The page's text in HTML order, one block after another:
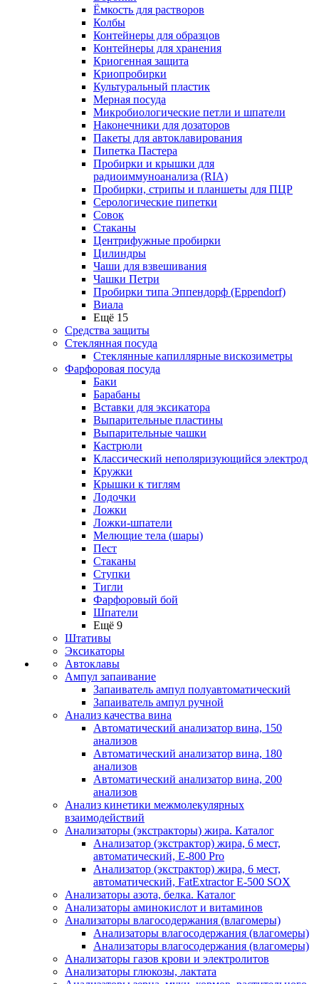
Ёмкость для растворов
Колбы
Контейнеры для образцов
Контейнеры для хранения
Криогенная защита
Криопробирки
Культуральный пластик
Мерная посуда
Микробиологические петли и шпатели
Наконечники для дозаторов
Пакеты для автоклавирования
Пипетка Пастера
Пробирки и крышки для
радиоиммуноанализа (RIA)
Пробирки, стрипы и планшеты для ПЦР
Серологические пипетки
Совок
Стаканы
Центрифужные пробирки
Цилиндры
Чаши для взвешивания
Чашки Петри
Пробирки типа Эппендорф (Eppendorf)
Виала
Ещё 15
Средства защиты
Стеклянная посуда
Стеклянные капиллярные вискозиметры
Фарфоровая посуда
Баки
Барабаны
Вставки для эксикатора
Выпарительные пластины
Выпарительные чашки
Кастрюли
Классический неполяризующийся электрод
Кружки
Крышки к тиглям
Лодочки
Ложки
Ложки-шпатели
Мелющие тела (шары)
Пест
Стаканы
Ступки
Тигли
Фарфоровый бой
Шпатели
Ещё 9
Штативы
Эксикаторы
Автоклавы
Ампул запаивание
Запаиватель ампул полуавтоматический
Запаиватель ампул ручной
Анализ качества вина
Автоматический анализатор вина, 150
анализов
Автоматический анализатор вина, 180
анализов
Автоматический анализатор вина, 200
анализов
Анализ кинетики межмолекулярных
взаимодействий
Анализаторы (экстракторы) жира. Каталог
Анализатор (экстрактор) жира, 6 мест,
автоматический, E-800 Pro
Анализатор (экстрактор) жира, 6 мест,
автоматический, FatExtractor E-500 SOX
Анализаторы азота, белка. Каталог
Анализаторы аминокислот и витаминов
Анализаторы влагосодержания (влагомеры)
Анализаторы влагосодержания (влагомеры)
Анализаторы влагосодержания (влагомеры)
Анализаторы газов крови и электролитов
Анализаторы глюкозы, лактата